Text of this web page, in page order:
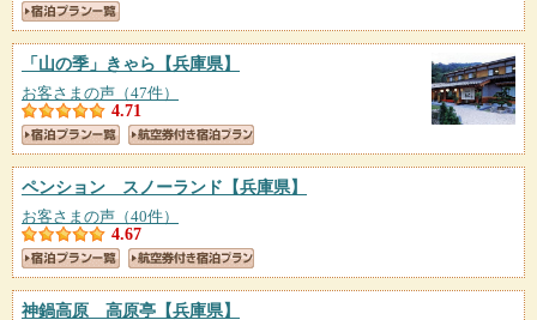
「山の季」きゃら 【兵庫県】
お客さまの声（47件）
4.71
ペンション スノーランド 【兵庫県】
お客さまの声（40件）
4.67
神鍋高原 高原亭 【兵庫県】